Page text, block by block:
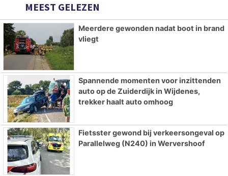
MEEST GELEZEN
Meerdere gewonden nadat boot in brand
vliegt
Spannende momenten voor inzittenden
auto op de Zuiderdijk in Wijdenes,
trekker haalt auto omhoog
Fietsster gewond bij verkeersongeval op
Parallelweg (N240) in Wervershoof